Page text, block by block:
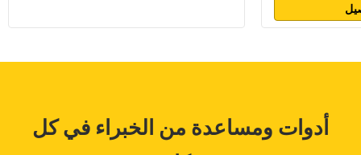
أدوات ومساعدة من الخبراء في كل